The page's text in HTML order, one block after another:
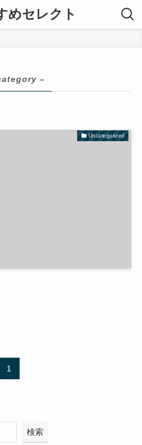
めセレクト
–
Uncategorized
1
検索